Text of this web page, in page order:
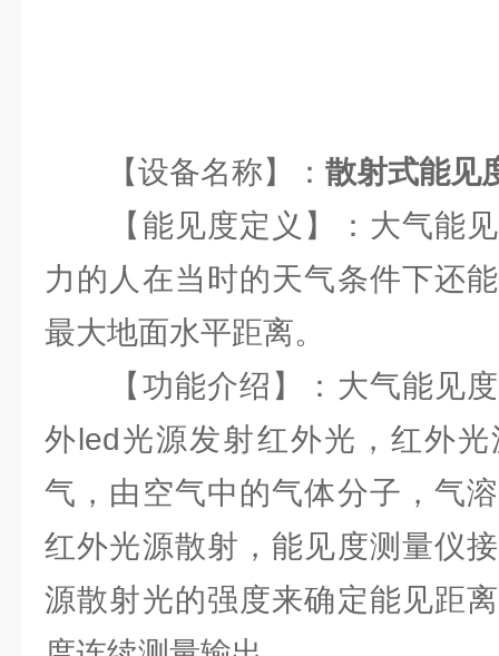
【设备名称】： 散射式能见
【能见度定义】：大气能见
力的人在当时的天气条件下还
最大地面水平距离。
【功能介绍】：大气能见度
外led光源发射红外光，红外
气，由空气中的气体分子，气
红外光源散射，能见度测量仪
源散射光的强度来确定能见距